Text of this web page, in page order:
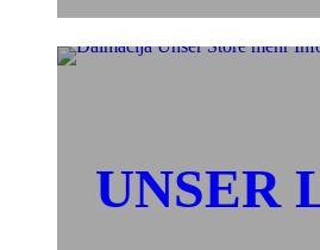
UNSER